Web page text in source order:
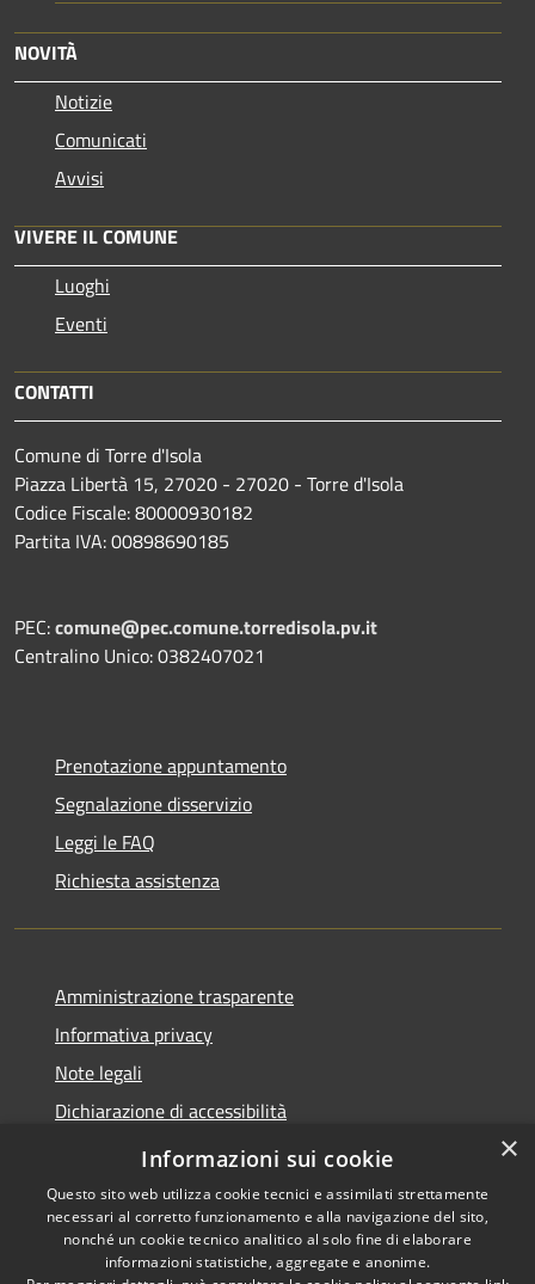
NOVITÀ
Notizie
Comunicati
Avvisi
VIVERE IL COMUNE
Luoghi
Eventi
CONTATTI
Comune di Torre d'Isola
Piazza Libertà 15, 27020 - 27020 - Torre d'Isola
Codice Fiscale: 80000930182
Partita IVA: 00898690185
PEC:comune@pec.comune.torredisola.pv.it
Centralino Unico: 0382407021
Prenotazione appuntamento
Segnalazione disservizio
Leggi le FAQ
Richiesta assistenza
Amministrazione trasparente
Informativa privacy
Note legali
Dichiarazione di accessibilità
Whistleblowing-segnalazione illeciti
Copyright © 2026 • Comune di
×
Informazioni sui cookie
Questo sito web utilizza cookie tecnici e assimilati strettamente
necessari al corretto funzionamento e alla navigazione del sito,
nonché un cookie tecnico analitico al solo fine di elaborare
informazioni statistiche, aggregate e anonime.